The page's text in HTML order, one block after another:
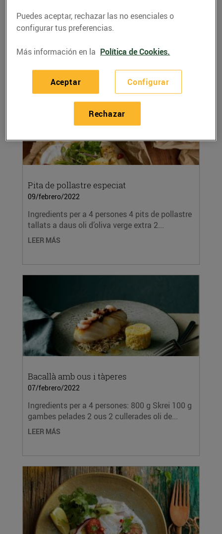
Ingredients per a 4 persones: 800 g Skrei 15 g
mantega 1 escalunya 1 dl vi negre 50 g...
LEER MÁS
Pita de pollastre especiat
09/febrero/2022
Ingredients per a 4 persones 4 pits de pollastre
tallats a daus oli d’oliva verge extra 2...
LEER MÁS
Bacallà amb ous i tàperes
07/febrero/2022
Ingredients per a 4 persones: 800 g Skrei 100 g
gambes pelades 2 ous 2 cullerades oli de...
LEER MÁS
Puedes aceptar, rechazar las no esenciales o
configurar tus preferencias.
Más información en la Política de Cookies.
Configurar
Rechazar
Aceptar